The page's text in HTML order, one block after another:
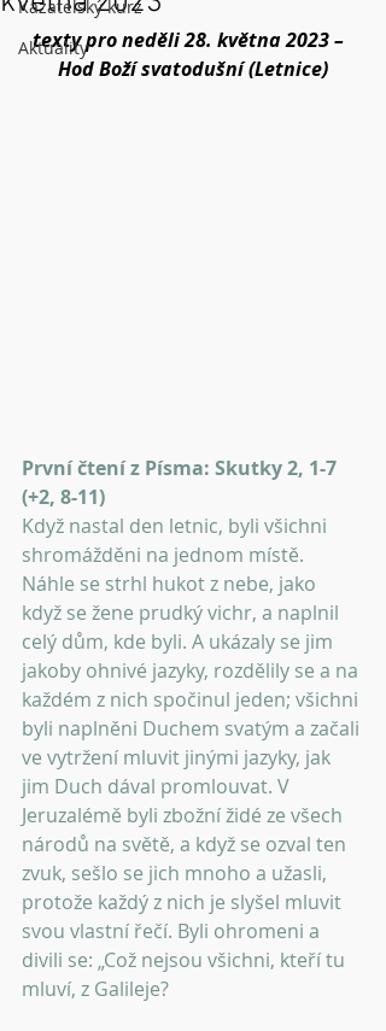
Kazatelský kurz
Aktuality
texty pro neděli 28. května 2023 –
Hod Boží svatodušní (Letnice)
První čtení z Písma: Skutky 2, 1-7
(+2, 8-11)
Když nastal den letnic, byli všichni
shromážděni na jednom místě.
Náhle se strhl hukot z nebe, jako
když se žene prudký vichr, a naplnil
celý dům, kde byli. A ukázaly se jim
jakoby ohnivé jazyky, rozdělily se a na
každém z nich spočinul jeden; všichni
byli naplněni Duchem svatým a začali
ve vytržení mluvit jinými jazyky, jak
jim Duch dával promlouvat. V
Jeruzalémě byli zbožní židé ze všech
národů na světě, a když se ozval ten
zvuk, sešlo se jich mnoho a užasli,
protože každý z nich je slyšel mluvit
svou vlastní řečí. Byli ohromeni a
divili se: „Což nejsou všichni, kteří tu
mluví, z Galileje?